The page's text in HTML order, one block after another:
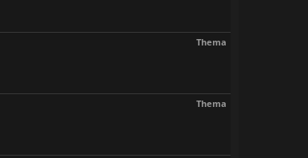
Thema
Thema